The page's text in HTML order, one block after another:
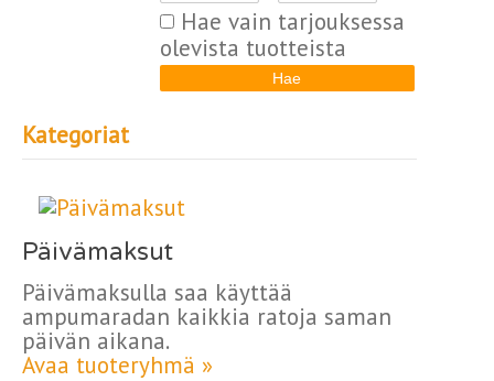
Hae vain tarjouksessa
olevista tuotteista
Kategoriat
Päivämaksut
Päivämaksulla saa käyttää
ampumaradan kaikkia ratoja saman
päivän aikana.
Avaa tuoteryhmä »